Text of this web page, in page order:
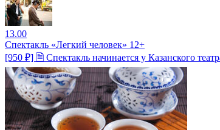
13.00
Спектакль «Легкий человек» 12+
[950 ₽] 🗎 Спектакль начинается у Казанского